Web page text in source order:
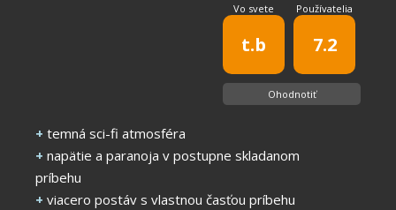
Vo svete
t.b
Používatelia
7.2
Ohodnotiť
+ temná sci-fi atmosféra
+ napätie a paranoja v postupne skladanom
príbehu
+ viacero postáv s vlastnou časťou príbehu